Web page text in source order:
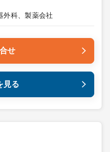
外科、製薬会社
せ
見る